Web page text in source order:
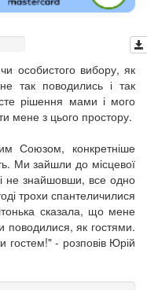
особистого вибору, як
так поводились і так
рішення мами і мого
мене з цього простору.
Союзом, конкретніше
Ми зайшли до місцевої
не знайшовши, все одно
трохи спантеличилися
сказала, що мене
поводилися, як гостями.
гостем!" - розповів Юрій